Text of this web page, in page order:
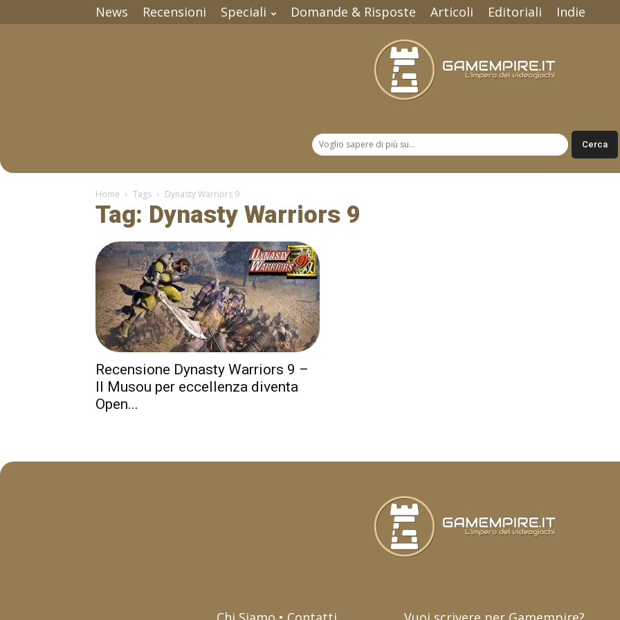
News Recensioni Speciali Domande & Risposte Articoli Editoriali Indie
Home Tags Dynasty Warriors 9
Tag: Dynasty Warriors 9
Recensione Dynasty Warriors 9 –
Il Musou per eccellenza diventa
Open...